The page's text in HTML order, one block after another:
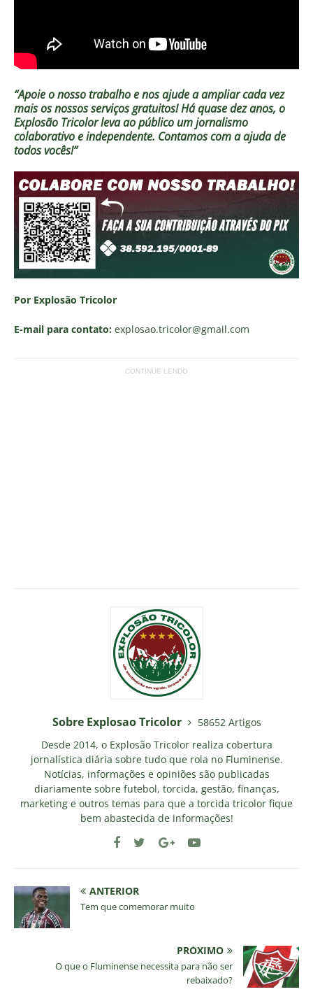
“Apoie o nosso trabalho e nos ajude a ampliar cada vez
mais os nossos serviços gratuitos!Há quase dez anos, o
Explosão Tricolor leva ao público um jornalismo
colaborativo e independente. Contamos com a ajuda de
todos vocês!”
Por Explosão Tricolor
E-mail para contato: explosao.tricolor@gmail.com
CONTINUE LENDO
Sobre Explosao Tricolor
58652 Artigos
Desde 2014, o Explosão Tricolor realiza cobertura
jornalística diária sobre tudo que rola no Fluminense.
Notícias, informações e opiniões são publicadas
diariamente sobre futebol, torcida, gestão, finanças,
marketing e outros temas para que a torcida tricolor fique
bem abastecida de informações!
ANTERIOR
Tem que comemorar muito
PRÓXIMO
O que o Fluminense necessita para não ser
rebaixado?